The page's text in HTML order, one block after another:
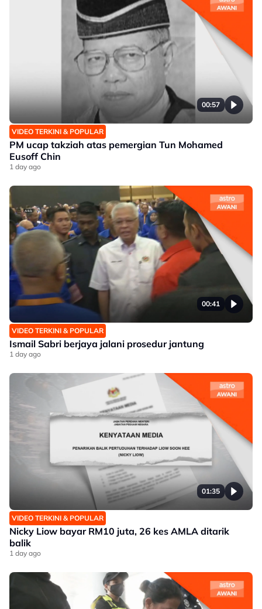
00:57
VIDEO TERKINI & POPULAR
PM ucap takziah atas pemergian Tun Mohamed
Eusoff Chin
1 day ago
00:41
VIDEO TERKINI & POPULAR
Ismail Sabri berjaya jalani prosedur jantung
1 day ago
01:35
VIDEO TERKINI & POPULAR
Nicky Liow bayar RM10 juta, 26 kes AMLA ditarik
balik
1 day ago